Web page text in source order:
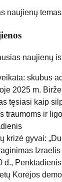
naujienų
naujienų
skubus
2025 m.
tęsiasi kaip
traumoms ir
krizė gyvai:
d., Penktadienis
Korėjos